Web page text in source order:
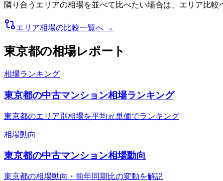
隣り合うエリアの相場を並べて比べたい場合は、エリア比較
エリア相場の比較一覧へ →
東京都の相場レポート
相場ランキング
東京都の中古マンション相場ランキング
東京都のエリア別相場を平均㎡単価でランキング
相場動向
東京都の中古マンション相場動向
東京都の相場動向・前年同期比の変動を解説